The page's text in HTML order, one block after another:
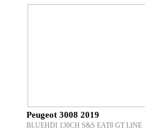
Peugeot 3008 2019
BLUEHDI 130CH S&S EAT8 GT LINE